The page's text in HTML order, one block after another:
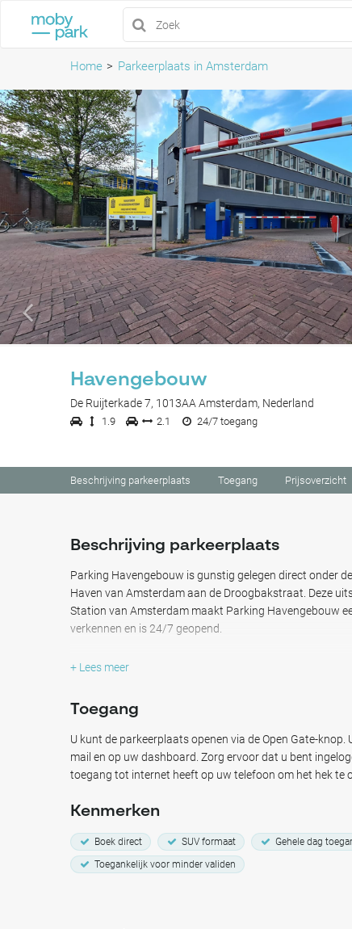
Home Parkeerplaats in Amsterdam
Havengebouw
De Ruijterkade 7, 1013AA Amsterdam, Nederland
1.9 2.1 24/7 toegang
Beschrijving parkeerplaats Toegang Prijsoverzicht
Beschrijving parkeerplaats
Parking Havengebouw is gunstig gelegen direct onder
Haven van Amsterdam aan de Droogbakstraat. Deze
Station van Amsterdam maakt Parking Havengebouw
verkennen en is 24/7 geopend.
Slechts 2 minuten lopen van de KvK (Kamer van
Bovendien ligt de beroemde wijk Jordaan, bekend om
winkels en sfeervolle bars, op slechts 15 minuten lopen.
Havengebouw vooraf voor een moeiteloze ervaring en
belangrijke bezienswaardigheden.
Waarom parkeren bij Parking Havengebouw:
Goede prijs naast het Centraal Station
Gelegen naast Amsterda, Centraal Station voor ultiem
+ Lees meer
Toegang
U kunt de parkeerplaats openen via de Open Gate-knop.
mail en op uw dashboard. Zorg ervoor dat u bent
toegang tot internet heeft op uw telefoon om het hek te
Kenmerken
Boek direct SUV formaat Gehele dag
Toegankelijk voor minder validen